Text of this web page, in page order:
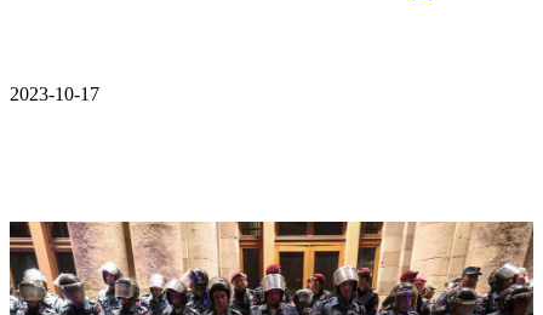
2023-10-17